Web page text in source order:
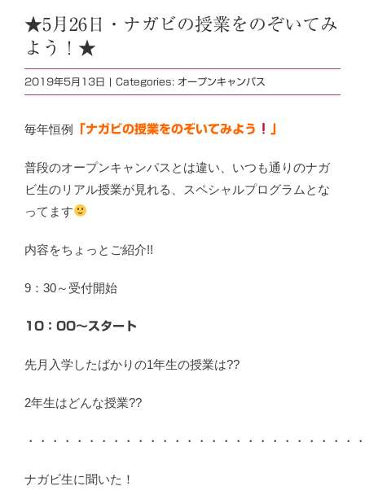
★5月26日・ナガビの授業をのぞいてみ
よう！★
2019年5月13日 | Categories: オープンキャンパス
毎年恒例 「ナガビの授業をのぞいてみよう
普段のオープンキャンパスとは違い、いつも通りのナガ
ビ生のリアル授業が見れる、スペシャルプログラムとな
ってます
内容をちょっとご紹介!!
9：30～受付開始
10：00～スタート
先月入学したばかりの1年生の授業は??
2年生はどんな授業??
・・・・・・・・・・・・・・・・・・・・・・・・・・・
ナガビ生に聞いた！